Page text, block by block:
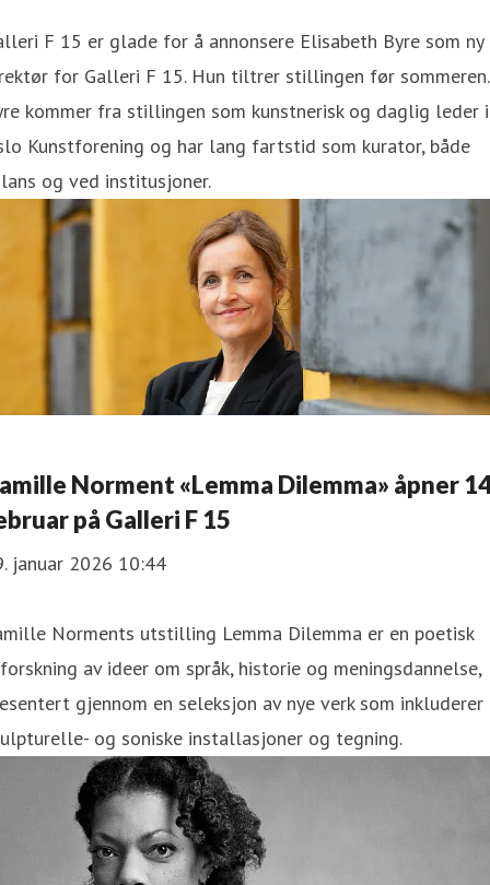
F 15 er glade for å annonsere Elisabeth Byre som ny
for Galleri F 15. Hun tiltrer stillingen før sommeren.
kommer fra stillingen som kunstnerisk og daglig leder i
Kunstforening og har lang fartstid som kurator, både
og ved institusjoner.
Norment «Lemma Dilemma» åpner
på Galleri F 15
januar 2026 10:44
Norments utstilling Lemma Dilemma er en poetisk
av ideer om språk, historie og meningsdannelse,
gjennom en seleksjon av nye verk som inkluderer
og soniske installasjoner og tegning.